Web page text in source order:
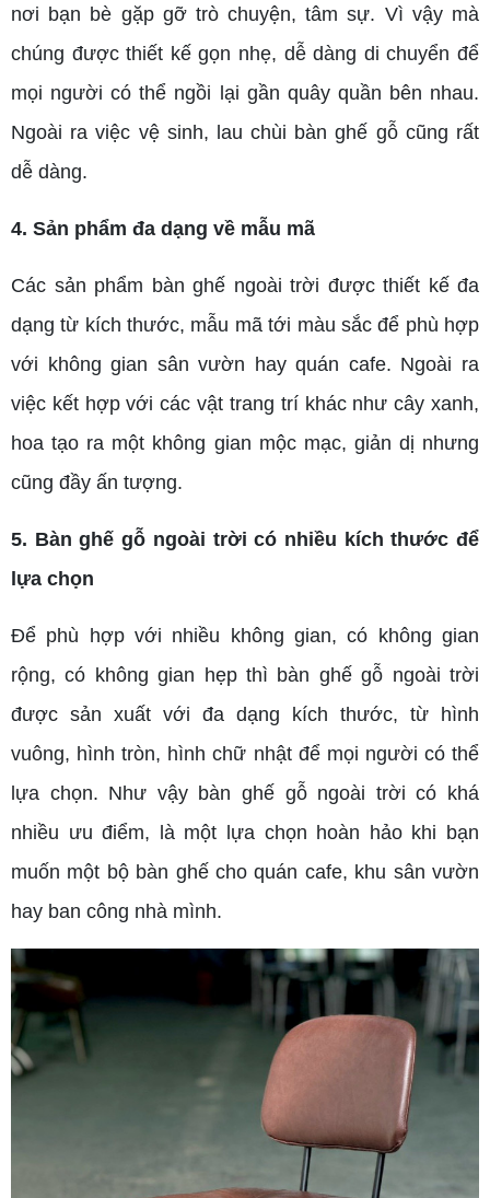
nơi bạn bè gặp gỡ trò chuyện, tâm sự. Vì vậy mà
chúng được thiết kế gọn nhẹ, dễ dàng di chuyển để
mọi người có thể ngồi lại gần quây quần bên nhau.
Ngoài ra việc vệ sinh, lau chùi bàn ghế gỗ cũng rất
dễ dàng.
4. Sản phẩm đa dạng về mẫu mã
Các sản phẩm bàn ghế ngoài trời được thiết kế đa
dạng từ kích thước, mẫu mã tới màu sắc để phù hợp
với không gian sân vườn hay quán cafe. Ngoài ra
việc kết hợp với các vật trang trí khác như cây xanh,
hoa tạo ra một không gian mộc mạc, giản dị nhưng
cũng đầy ấn tượng.
5. Bàn ghế gỗ ngoài trời có nhiều kích thước để
lựa chọn
Để phù hợp với nhiều không gian, có không gian
rộng, có không gian hẹp thì bàn ghế gỗ ngoài trời
được sản xuất với đa dạng kích thước, từ hình
vuông, hình tròn, hình chữ nhật để mọi người có thể
lựa chọn. Như vậy bàn ghế gỗ ngoài trời có khá
nhiều ưu điểm, là một lựa chọn hoàn hảo khi bạn
muốn một bộ bàn ghế cho quán cafe, khu sân vườn
hay ban công nhà mình.